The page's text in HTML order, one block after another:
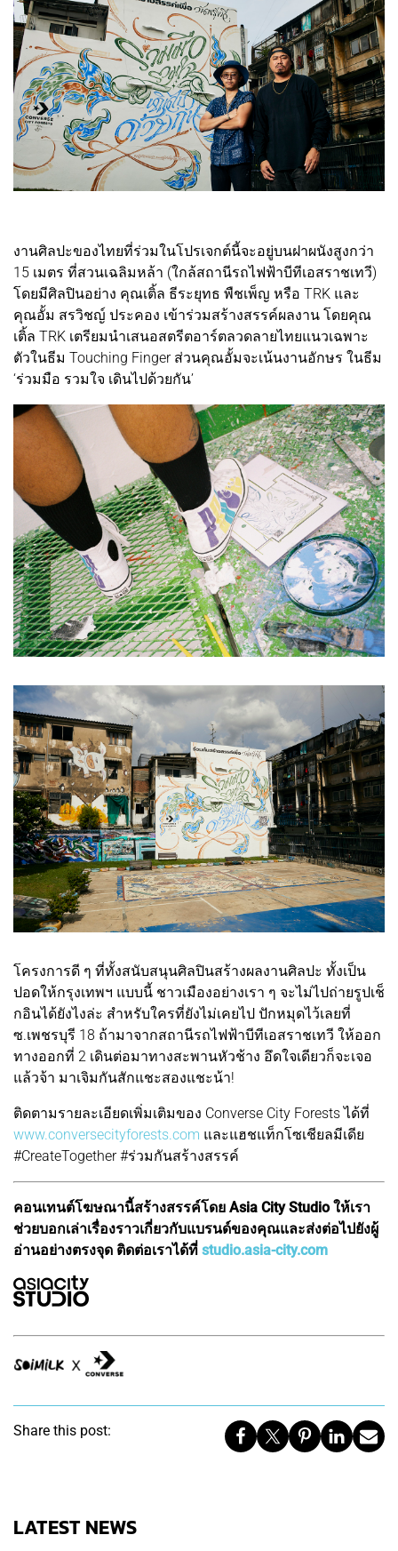
งานศิลปะของไทยที่ร่วมในโปรเจกต์นี้จะอยู่บนฝาผนังสูงกว่า
15 เมตร ที่สวนเฉลิมหล้า (ใกล้สถานีรถไฟฟ้าบีทีเอสราชเทวี)
โดยมีศิลปินอย่าง คุณเติ้ล ธีระยุทธ พืชเพ็ญ หรือ TRK และ
คุณอั้ม สรวิชญ์ ประคอง เข้าร่วมสร้างสรรค์ผลงาน โดยคุณ
เติ้ล TRK เตรียมนำเสนอสตรีตอาร์ตลวดลายไทยแนวเฉพาะ
ตัวในธีม Touching Finger ส่วนคุณอั้มจะเน้นงานอักษร ในธีม
‘ร่วมมือ รวมใจ เดินไปด้วยกัน’
โครงการดี ๆ ที่ทั้งสนับสนุนศิลปินสร้างผลงานศิลปะ ทั้งเป็น
ปอดให้กรุงเทพฯ แบบนี้ ชาวเมืองอย่างเรา ๆ จะไม่ไปถ่ายรูปเช็
กอินได้ยังไงล่ะ สำหรับใครที่ยังไม่เคยไป ปักหมุดไว้เลยที่
ซ.เพชรบุรี 18 ถ้ามาจากสถานีรถไฟฟ้าบีทีเอสราชเทวี ให้ออก
ทางออกที่ 2 เดินต่อมาทางสะพานหัวช้าง อึดใจเดียวก็จะเจอ
แล้วจ้า มาเจิมกันสักแชะสองแชะน้า!
ติดตามรายละเอียดเพิ่มเติมของ Converse City Forests ได้ที่
www.conversecityforests.com และแฮชแท็กโซเชียลมีเดีย
#CreateTogether #ร่วมกันสร้างสรรค์
คอนเทนต์โฆษณานี้สร้างสรรค์โดย Asia City Studio ให้เรา
ช่วยบอกเล่าเรื่องราวเกี่ยวกับแบรนด์ของคุณและส่งต่อไปยังผู้
อ่านอย่างตรงจุด ติดต่อเราได้ที่ studio.asia-city.com
Share this post:
LATEST NEWS